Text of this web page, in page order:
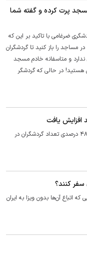
پرت کرده و گفته شما
ضرغامی با تاکید بر این که
مساجد را باز کنید تا گردشگران
و متاسفانه خادم مسجد
هستید! در حالی که گردشگر
وزیر میراث فرهنگی، گردشگری و صنایع دستی از رشد ۴۸.۵ درصدی تعداد گردشگران در
سفر کنند؟
شمار کشور‌هایی که اتباع آن‌ها بدون ویزا به ایران